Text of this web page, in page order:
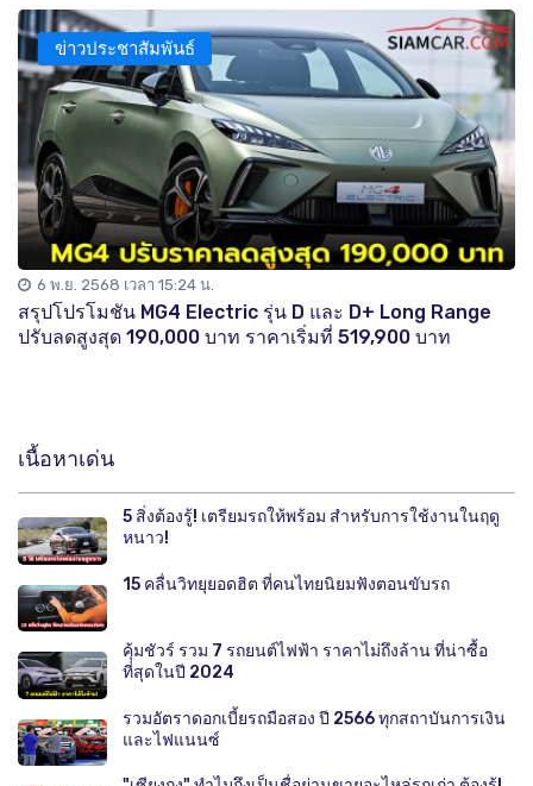
ข่าวประชาสัมพันธ์
6 พ.ย. 2568 เวลา 15:24 น.
สรุปโปรโมชัน MG4 Electric รุ่น D และ D+ Long Range
ปรับลดสูงสุด 190,000 บาท ราคาเริ่มที่ 519,900 บาท
เนื้อหาเด่น
5 สิ่งต้องรู้! เตรียมรถให้พร้อม สำหรับการใช้งานในฤดู
หนาว!
15 คลื่นวิทยุยอดฮิต ที่คนไทยนิยมฟังตอนขับรถ
คุ้มชัวร์ รวม 7 รถยนต์ไฟฟ้า ราคาไม่ถึงล้าน ที่น่าซื้อ
ที่สุดในปี 2024
รวมอัตราดอกเบี้ยรถมือสอง ปี 2566 ทุกสถาบันการเงิน
และไฟแนนซ์